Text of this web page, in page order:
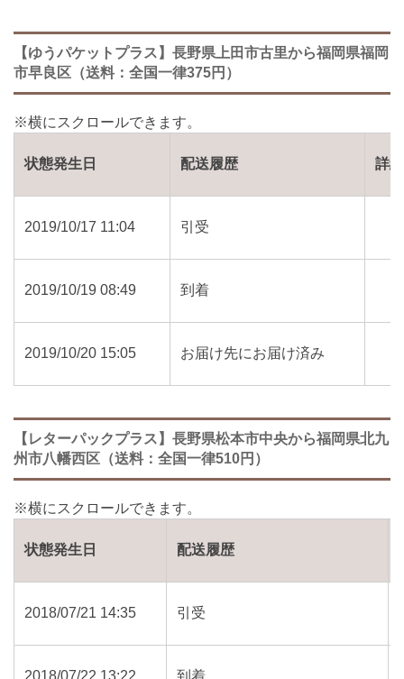
【ゆうパケットプラス】長野県上田市古里から福岡県福岡
市早良区（送料：全国一律375円）
状態発生日 配送履歴 詳細
2019/10/17 11:04 引受
2019/10/19 08:49 到着
2019/10/20 15:05 お届け先にお届け済み
【レターパックプラス】長野県松本市中央から福岡県北九
州市八幡西区（送料：全国一律510円）
状態発生日 配送履歴
2018/07/21 14:35 引受